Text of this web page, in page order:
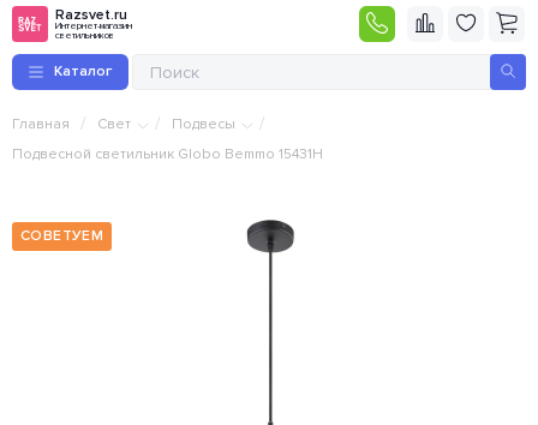
Razsvet.ru
Интернет-магазин
светильников
Каталог
Главная / Свет / Подвесы /
Подвесной светильник Globo Bemmo 15431H
СОВЕТУЕМ